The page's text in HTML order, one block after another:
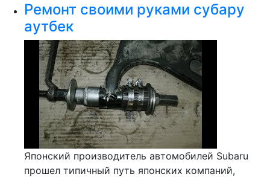
Ремонт своими руками субару
аутбек
Японский производитель автомобилей Subaru
прошел типичный путь японских компаний,